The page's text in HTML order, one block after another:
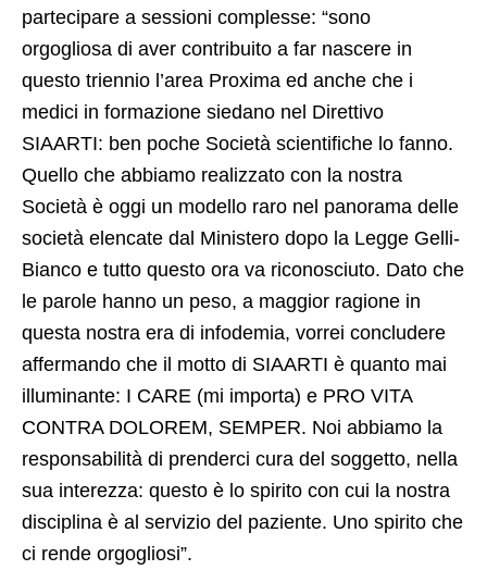
partecipare a sessioni complesse: “sono
orgogliosa di aver contribuito a far nascere in
questo triennio l’area Proxima ed anche che i
medici in formazione siedano nel Direttivo
SIAARTI: ben poche Società scientifiche lo fanno.
Quello che abbiamo realizzato con la nostra
Società è oggi un modello raro nel panorama delle
società elencate dal Ministero dopo la Legge Gelli-
Bianco e tutto questo ora va riconosciuto. Dato che
le parole hanno un peso, a maggior ragione in
questa nostra era di infodemia, vorrei concludere
affermando che il motto di SIAARTI è quanto mai
illuminante: I CARE (mi importa) e PRO VITA
CONTRA DOLOREM, SEMPER. Noi abbiamo la
responsabilità di prenderci cura del soggetto, nella
sua interezza: questo è lo spirito con cui la nostra
disciplina è al servizio del paziente. Uno spirito che
ci rende orgogliosi”.